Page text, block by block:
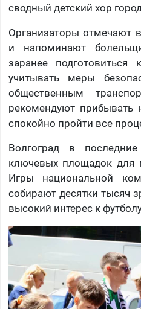
сводный детский хор
Организаторы отмечают
и напоминают
заранее
учитывать меры
общественным
рекомендуют прибывать
спокойно пройти все
Волгоград в
ключевых площадок для
Игры национальной
собирают десятки тысяч
высокий интерес к